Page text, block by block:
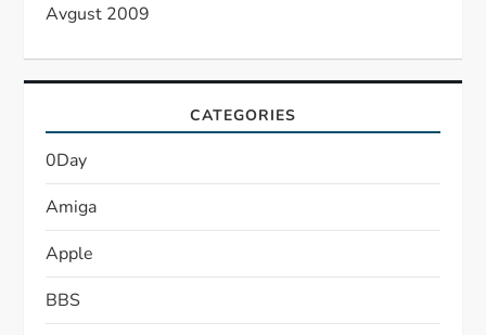
Avgust 2009
CATEGORIES
0Day
Amiga
Apple
BBS